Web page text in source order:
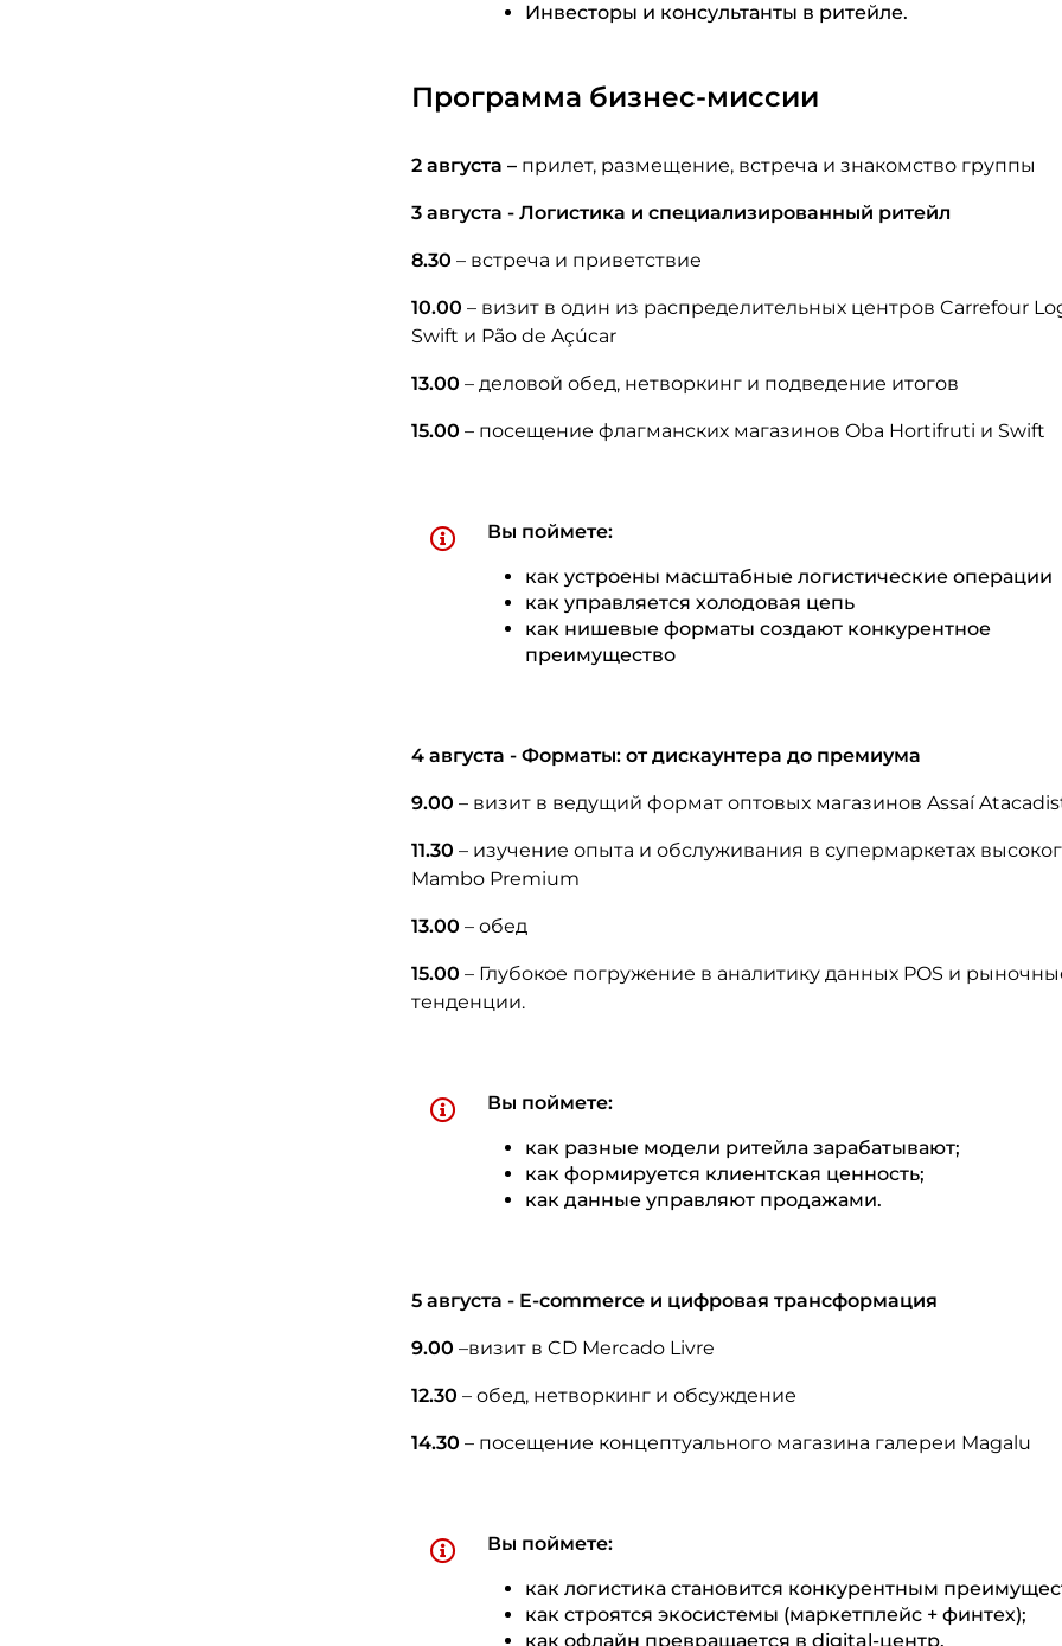
Инвесторы и консультанты в ритейле.
Программа бизнес-миссии
2 августа – прилет, размещение, встреча и знакомство группы
3 августа - Логистика и специализированный ритейл
8.30 – встреча и приветствие
10.00 – визит в один из распределительных центров Carrefour
Swift и Pão de Açúcar
13.00 – деловой обед, нетворкинг и подведение итогов
15.00 – посещение флагманских магазинов Oba Hortifruti и Swift
Вы поймете:
как устроены масштабные логистические операции
как управляется холодовая цепь
как нишевые форматы создают конкурентное
преимущество
4 августа - Форматы: от дискаунтера до премиума
9.00 – визит в ведущий формат оптовых магазинов Assaí
11.30 – изучение опыта и обслуживания в супермаркетах
Mambo Premium
13.00 – обед
15.00 – Глубокое погружение в аналитику данных POS и
тенденции.
Вы поймете:
как разные модели ритейла зарабатывают;
как формируется клиентская ценность;
как данные управляют продажами.
5 августа - E-commerce и цифровая трансформация
9.00 –визит в CD Mercado Livre
12.30 – обед, нетворкинг и обсуждение
14.30 – посещение концептуального магазина галереи Magalu
Вы поймете:
как логистика становится конкурентным
как строятся экосистемы (маркетплейс + финтех);
как офлайн превращается в digital-центр.